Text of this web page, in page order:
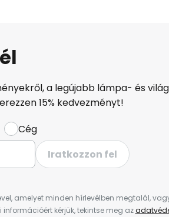
a legújabb lámpa- és
15% kedvezményt!
Cég
Iratkozzon fel
amelyet minden hírlevélben megtalál,
kérjük, tekintse meg az